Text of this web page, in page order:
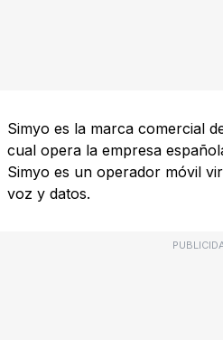
Simyo es la marca comercial
cual opera la empresa
Simyo es un operador móvil
voz y datos.